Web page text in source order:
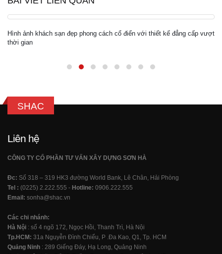
10 Mẫu thiết kế khách sạn đạt chuẩn quốc tế 3 sao vạn người mê
SHAC
Liên hệ
CÔNG TY CỔ PHẦN TƯ VẤN XÂY DỰNG SƠN HÀ
Đc: Số 318 – 319 HK3 đường World Bank, Lê Chân, Hải Phòng
Tel : (0225) 2.222.555 - Hotline: 0906.222.555
Email: sonha@shac.vn
Các chi nhánh:
Hà Nội : số 4 ngõ 172, Ngọc Hồi, Thanh Trì, Hà Nội
Tp.HCM: 31a Nguyễn Đình Chiểu, P .Đa Kao, Q1, Tp. HCM
Quảng Ninh : 289 Giếng Đáy, Hạ Long, Quảng Ninh